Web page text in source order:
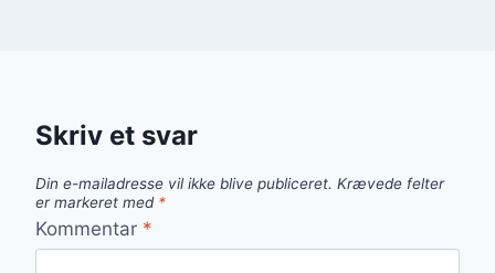
Skriv et svar
Din e-mailadresse vil ikke blive publiceret. Krævede felter
er markeret med *
Kommentar *